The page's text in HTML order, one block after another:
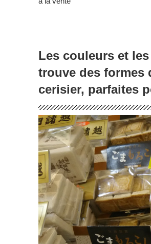
Les couleurs et
trouve des formes
cerisier, parfaites